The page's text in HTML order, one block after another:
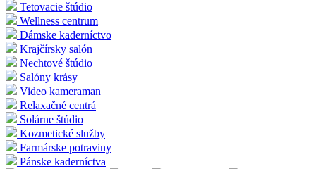
Tetovacie štúdio
Wellness centrum
Dámske kaderníctvo
Krajčírsky salón
Nechtové štúdio
Salóny krásy
Video kameraman
Relaxačné centrá
Solárne štúdio
Kozmetické služby
Farmárske potraviny
Pánske kaderníctva